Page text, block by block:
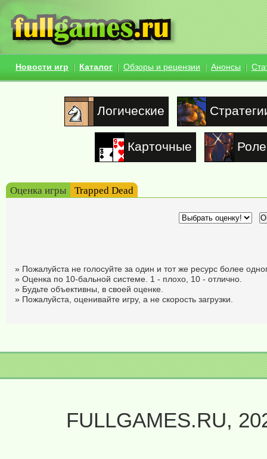
Новости игр Каталог Обзоры и рецензии Анонсы
Логические
Карточные
Оценка игры Trapped Dead
» Пожалуйста не голосуйте за один и тот же ресурс более
» Оценка по 10-бальной системе. 1 - плохо, 10 - отлично.
» Будьте объективны, в своей оценке.
» Пожалуйста, оценивайте игру, а не скорость загрузки.
FULLGAMES.RU,